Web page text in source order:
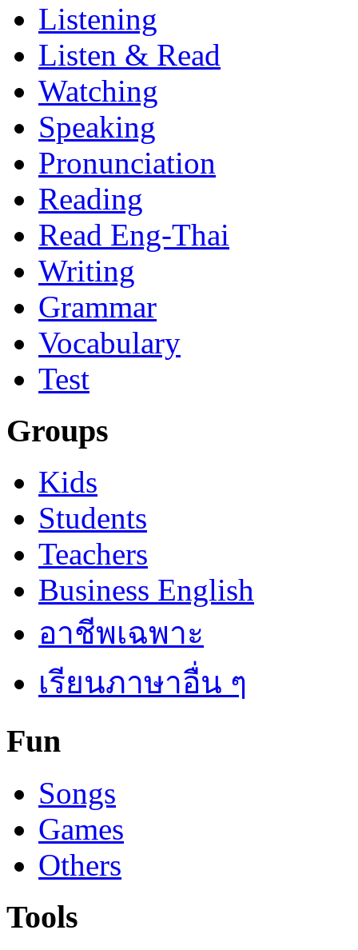
Listening
Listen & Read
Watching
Speaking
Pronunciation
Reading
Read Eng-Thai
Writing
Grammar
Vocabulary
Test
Groups
Kids
Students
Teachers
Business English
อาชีพเฉพาะ
เรียนภาษาอื่น ๆ
Fun
Songs
Games
Others
Tools